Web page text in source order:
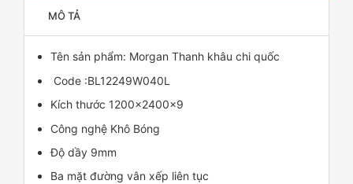
MÔ TẢ
Tên sản phẩm: Morgan Thanh khâu chi quốc
Code :BL12249W040L
Kích thước 1200x2400x9
Công nghệ Khô Bóng
Độ dầy 9mm
Ba mặt đường vân xếp liên tục